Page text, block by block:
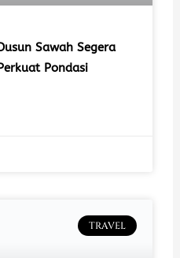
Sawah Segera
Pondasi
TRAVEL